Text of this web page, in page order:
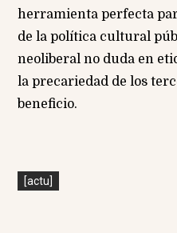
herramienta perfecta
de la política cultural
neoliberal no duda en
la precariedad de los
beneficio.
[actu]